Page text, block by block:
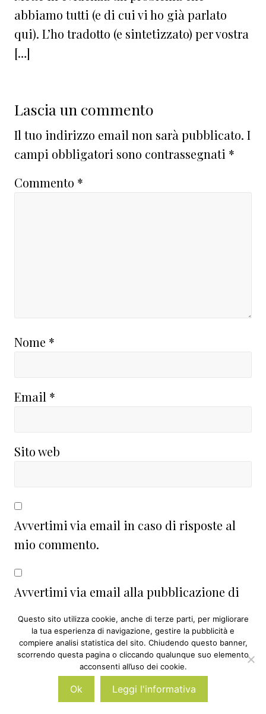
abbiamo tutti (e di cui vi ho già parlato
qui). L’ho tradotto (e sintetizzato) per vostra
[…]
Lascia un commento
Il tuo indirizzo email non sarà pubblicato. I
campi obbligatori sono contrassegnati *
Commento *
Nome *
Email *
Sito web
Avvertimi via email in caso di risposte al
mio commento.
Avvertimi via email alla pubblicazione di
Questo sito utilizza Akismet per ridurre lo
Questo sito utilizza cookie, anche di terze parti, per migliorare
la tua esperienza di navigazione, gestire la pubblicità e
compiere analisi statistica del sito. Chiudendo questo banner,
scorrendo questa pagina o cliccando qualunque suo elemento
acconsenti all’uso dei cookie.
Ok Leggi l'informativa